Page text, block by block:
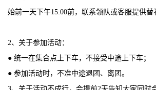
始前一天下午15:00前，联系领队或客服提供替
2、关于参加活动：
● 统一在集合点上下车，不接受中途上下车；
● 参加活动时，不准中途退团、离团。